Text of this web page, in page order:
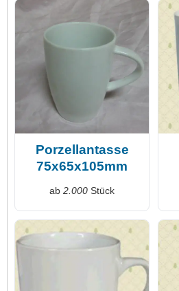
Porzellantasse
75x65x105mm
ab 2.000 Stück